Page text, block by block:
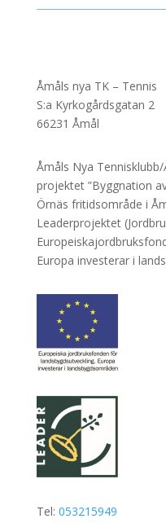
Åmåls nya TK – Tennis
S:a Kyrkogårdsgatan 2
66231 Åmål
Åmåls Nya
projektet ”Byggnation
Örnäs fritidsområde i
Leaderprojektet
Europa investerar i
Tel: 053215949